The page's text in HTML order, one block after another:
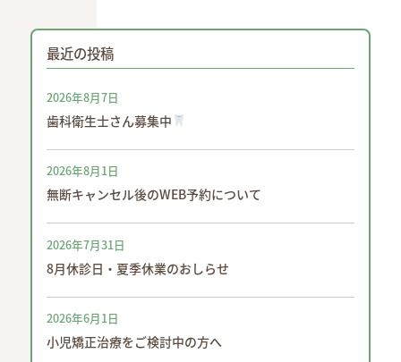
最近の投稿
歯科衛生士さん募集中
2026年8月7日
無断キャンセル後のWEB予約について
2026年8月1日
8月休診日・夏季休業のおしらせ
2026年7月31日
小児矯正治療をご検討中の方へ
2026年6月1日